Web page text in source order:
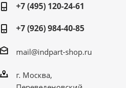
+7 (495) 120-24-61
+7 (926) 984-40-85
mail@indpart-shop.ru
г. Москва,